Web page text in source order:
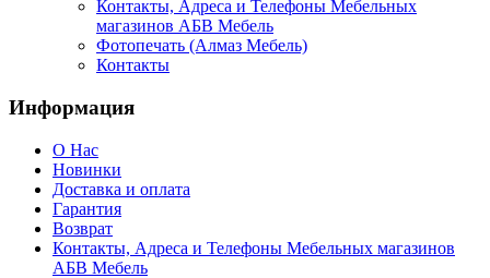
Контакты, Адреса и Телефоны Мебельных
магазинов АБВ Мебель
Фотопечать (Алмаз Мебель)
Контакты
Информация
О Нас
Новинки
Доставка и оплата
Гарантия
Возврат
Контакты, Адреса и Телефоны Мебельных магазинов
АБВ Мебель